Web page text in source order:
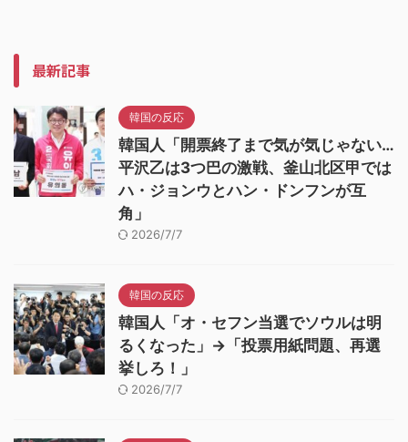
最新記事
韓国の反応
韓国人「開票終了まで気が気じゃない…
平沢乙は3つ巴の激戦、釜山北区甲では
ハ・ジョンウとハン・ドンフンが互
角」
2026/7/7
韓国の反応
韓国人「オ・セフン当選でソウルは明
るくなった」→「投票用紙問題、再選
挙しろ！」
2026/7/7